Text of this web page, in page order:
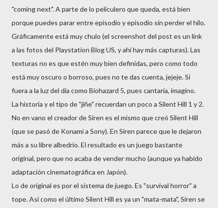
"coming next". A parte de lo películero que queda, está bien
porque puedes parar entre episodio y episodio sin perder el hilo.
Gráficamente está muy chulo (el screenshot del post es un link
a las fotos del Playstation Blog US, y ahí hay más capturas). Las
texturas no es que estén muy bien definidas, pero como todo
está muy oscuro o borroso, pues no te das cuenta, jejeje. Si
fuera a la luz del día como Biohazard 5, pues cantaría, imagino.
La historia y el tipo de "jiñe" recuerdan un poco a Silent Hill 1 y 2.
No en vano el creador de Siren es el mismo que creó Silent Hill
(que se pasó de Konami a Sony). En Siren parece que le dejaron
más a su libre albedrío. El resultado es un juego bastante
original, pero que no acaba de vender mucho (aunque ya habido
adaptación cinematográfica en Japón).
Lo de original es por el sistema de juego. Es "survival horror" a
tope. Así como el último Silent Hill es ya un "mata-mata", Siren se